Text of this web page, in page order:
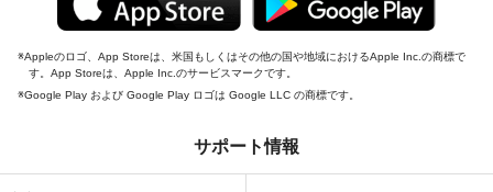
Appleのロゴ、App Storeは、米国もしくはその他の国や地域におけるApple Inc.の商標で
す。App Storeは、Apple Inc.のサービスマークです。
Google Play および Google Play ロゴは Google LLC の商標です。
サポート情報